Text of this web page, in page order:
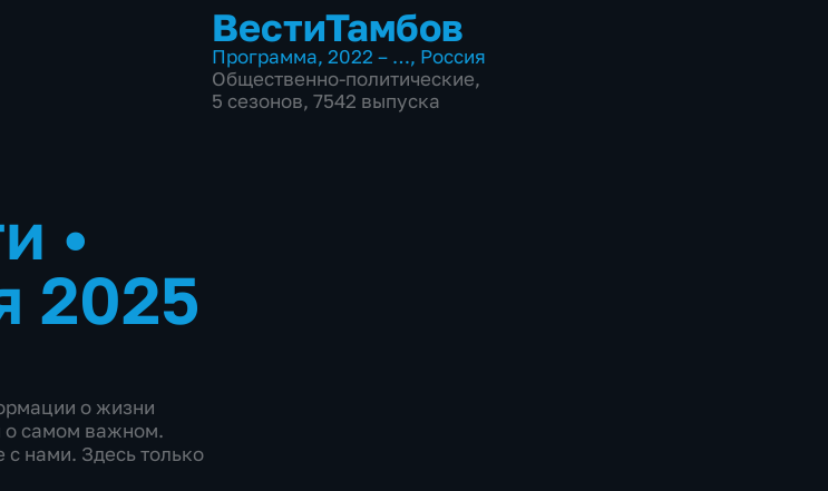
•
2025
о жизни
о самом важном.
с нами. Здесь только
ВестиТамбов
Программа, 2022 – …, Россия
Общественно-политические,
5 сезонов, 7542 выпуска